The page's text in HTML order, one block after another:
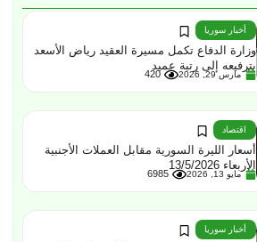
أخبار سوريا
وزارة الدفاع تكمل مسيرة العقيد رياض الأسعد
بترفيعه إلى رتبة عميد
مارس 29, 2026 420
اقتصاد
أسعار الليرة السورية مقابل العملات الأجنبية
الأربعاء 13/5/2026
مايو 13, 2026 6985
أخبار سوريا